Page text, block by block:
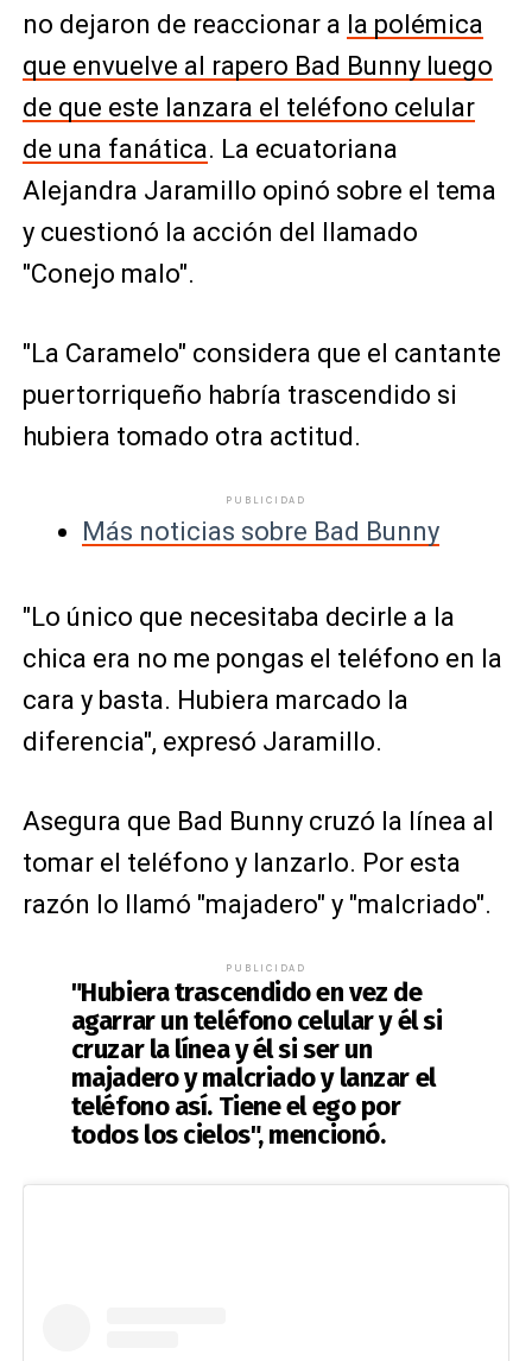
no dejaron de reaccionar a la polémica
que envuelve al rapero Bad Bunny luego
de que este lanzara el teléfono celular
de una fanática. La ecuatoriana
Alejandra Jaramillo opinó sobre el tema
y cuestionó la acción del llamado
"Conejo malo".
"La Caramelo" considera que el cantante
puertorriqueño habría trascendido si
hubiera tomado otra actitud.
PUBLICIDAD
Más noticias sobre Bad Bunny
"Lo único que necesitaba decirle a la
chica era no me pongas el teléfono en la
cara y basta. Hubiera marcado la
diferencia", expresó Jaramillo.
Asegura que Bad Bunny cruzó la línea al
tomar el teléfono y lanzarlo. Por esta
razón lo llamó "majadero" y "malcriado".
PUBLICIDAD
"Hubiera trascendido en vez de
agarrar un teléfono celular y él si
cruzar la línea y él si ser un
majadero y malcriado y lanzar el
teléfono así. Tiene el ego por
todos los cielos", mencionó.